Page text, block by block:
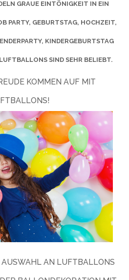
GRAUE EINTÖNIGKEIT IN EIN
PARTY, GEBURTSTAG, HOCHZEIT,
KINDERGEBURTSTAG
SIND SEHR BELIEBT.
KOMMEN AUF MIT
AN LUFTBALLONS